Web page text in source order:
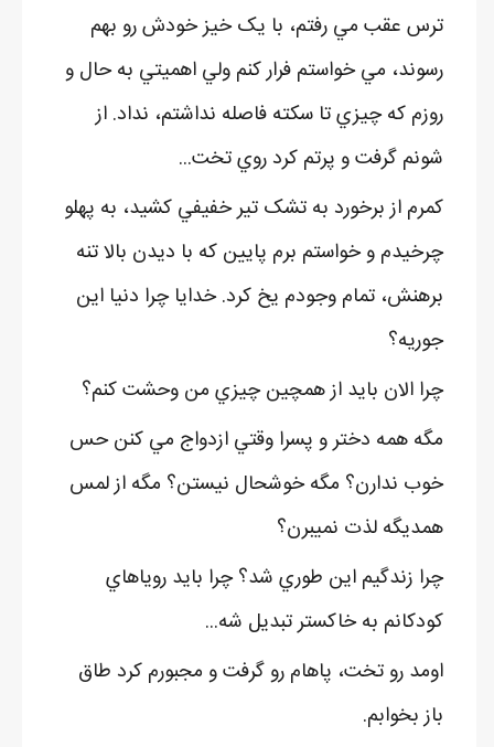
ترس عقب مي رفتم، با يک خيز خودش رو بهم
رسوند، مي خواستم فرار کنم ولي اهميتي به حال و
روزم که چيزي تا سکته فاصله نداشتم، نداد. از
شونم گرفت و پرتم کرد روي تخت...
کمرم از برخورد به تشک تير خفيفي کشيد، به پهلو
چرخيدم و خواستم برم پايين که با ديدن بالا تنه
برهنش، تمام وجودم يخ کرد. خدايا چرا دنيا اين
جوريه؟
چرا الان بايد از همچين چيزي من وحشت کنم؟
مگه همه دختر و پسرا وقتي ازدواج مي کنن حس
خوب ندارن؟ مگه خوشحال نيستن؟ مگه از لمس
همديگه لذت نميبرن؟
چرا زندگيم اين طوري شد؟ چرا بايد روياهاي
کودکانم به خاکستر تبديل شه...
اومد رو تخت، پاهام رو گرفت و مجبورم کرد طاق
باز بخوابم.